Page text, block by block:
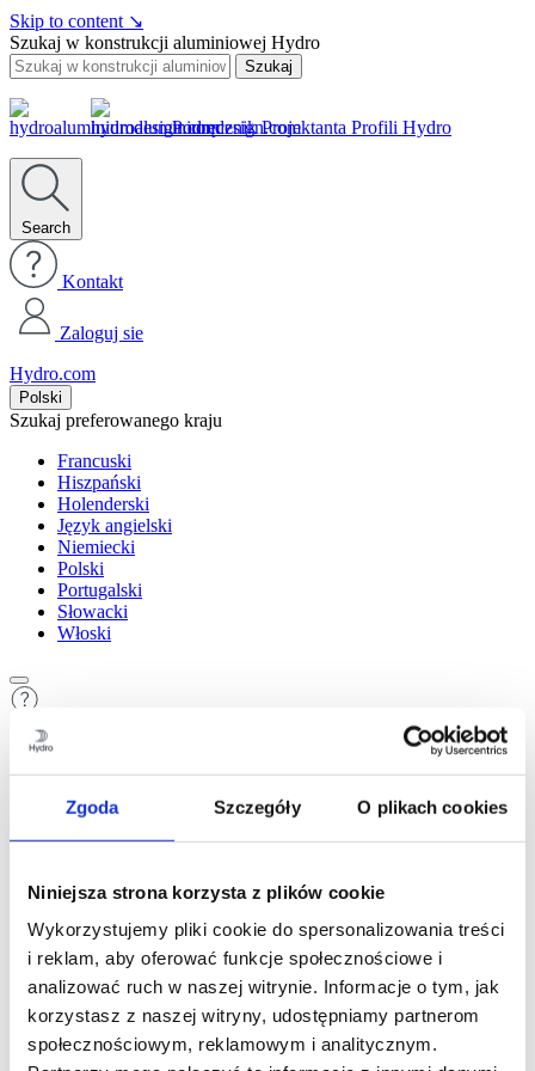
Zgoda Szczegóły O plikach cookies
Niniejsza strona korzysta z plików cookie
Wykorzystujemy pliki cookie do spersonalizowania treści
i reklam, aby oferować funkcje społecznościowe i
analizować ruch w naszej witrynie. Informacje o tym, jak
korzystasz z naszej witryny, udostępniamy partnerom
społecznościowym, reklamowym i analitycznym.
Skip to content ↘
Szukaj w konstrukcji aluminiowej Hydro
Szukaj
Podręcznik Projektanta Profili Hydro
Search
Kontakt
Zaloguj sie
Hydro.com
Polski
Szukaj preferowanego kraju
Francuski
Hiszpański
Holenderski
Język angielski
Niemiecki
Polski
Portugalski
Słowacki
Włoski
Zawartość
2Aluminium i zrównoważony rozwój
4Zasady wyciskania profili
5Wybór właściwego stopu
6
Wymiary profilu Hydro
7Kilka ogólnych wskazówek projektowych
8Bank pomysłów – połączenia mechaniczne
9Klejenie i oklejanie taśmą
10
Łączenie przez spawanie